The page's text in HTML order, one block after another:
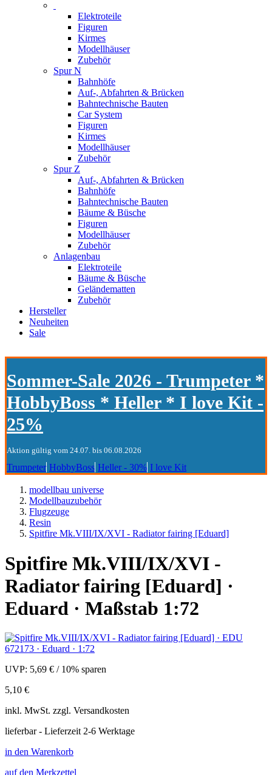
Elektroteile
Figuren
Kirmes
Modellhäuser
Zubehör
Spur N
Bahnhöfe
Auf-, Abfahrten & Brücken
Bahntechnische Bauten
Car System
Figuren
Kirmes
Modellhäuser
Zubehör
Spur Z
Auf-, Abfahrten & Brücken
Bahnhöfe
Bahntechnische Bauten
Bäume & Büsche
Figuren
Modellhäuser
Zubehör
Anlagenbau
Elektroteile
Bäume & Büsche
Geländematten
Zubehör
Hersteller
Neuheiten
Sale
Sommer-Sale 2026 - Trumpeter *
HobbyBoss * Heller * I love Kit -
25%
Aktion gültig vom 24.07. bis 06.08.2026
Trumpeter HobbyBoss Heller - 30% I love Kit
modellbau universe
Modellbauzubehör
Flugzeuge
Resin
Spitfire Mk.VIII/IX/XVI - Radiator fairing [Eduard]
Spitfire Mk.VIII/IX/XVI -
Radiator fairing [Eduard] ·
Eduard · Maßstab 1:72
UVP: 5,69 € / 10% sparen
5,10 €
inkl. MwSt. zzgl. Versandkosten
lieferbar - Lieferzeit 2-6 Werktage
in den Warenkorb
auf den Merkzettel